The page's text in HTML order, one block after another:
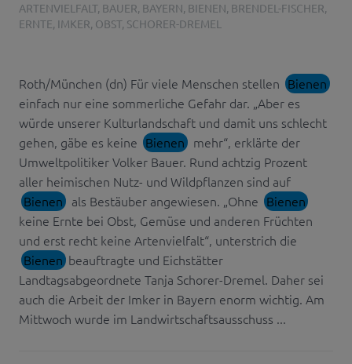
ARTENVIELFALT, BAUER, BAYERN, BIENEN, BRENDEL-FISCHER,
ERNTE, IMKER, OBST, SCHORER-DREMEL
Roth/München (dn) Für viele Menschen stellen Bienen
einfach nur eine sommerliche Gefahr dar. „Aber es
würde unserer Kulturlandschaft und damit uns schlecht
gehen, gäbe es keine Bienen mehr“, erklärte der
Umweltpolitiker Volker Bauer. Rund achtzig Prozent
aller heimischen Nutz- und Wildpflanzen sind auf
Bienen als Bestäuber angewiesen. „Ohne Bienen
keine Ernte bei Obst, Gemüse und anderen Früchten
und erst recht keine Artenvielfalt“, unterstrich die
Bienen beauftragte und Eichstätter
Landtagsabgeordnete Tanja Schorer-Dremel. Daher sei
auch die Arbeit der Imker in Bayern enorm wichtig. Am
Mittwoch wurde im Landwirtschaftsausschuss ...